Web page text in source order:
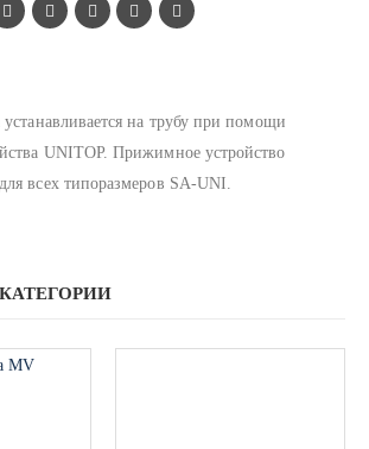
на трубу при помощи
UNITOP. Прижимное устройство
всех типоразмеров SA-UNI.